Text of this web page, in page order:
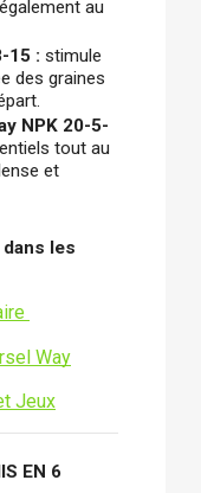
au
15 : stimule
des graines
NPK 20-5-
tout au
et
les
Way
Jeux
EN 6